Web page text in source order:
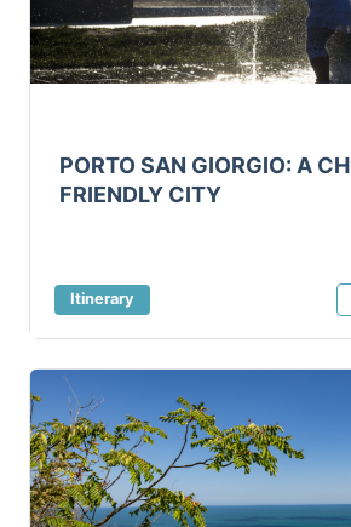
PORTO SAN GIORGIO: A
FRIENDLY CITY
Itinerary